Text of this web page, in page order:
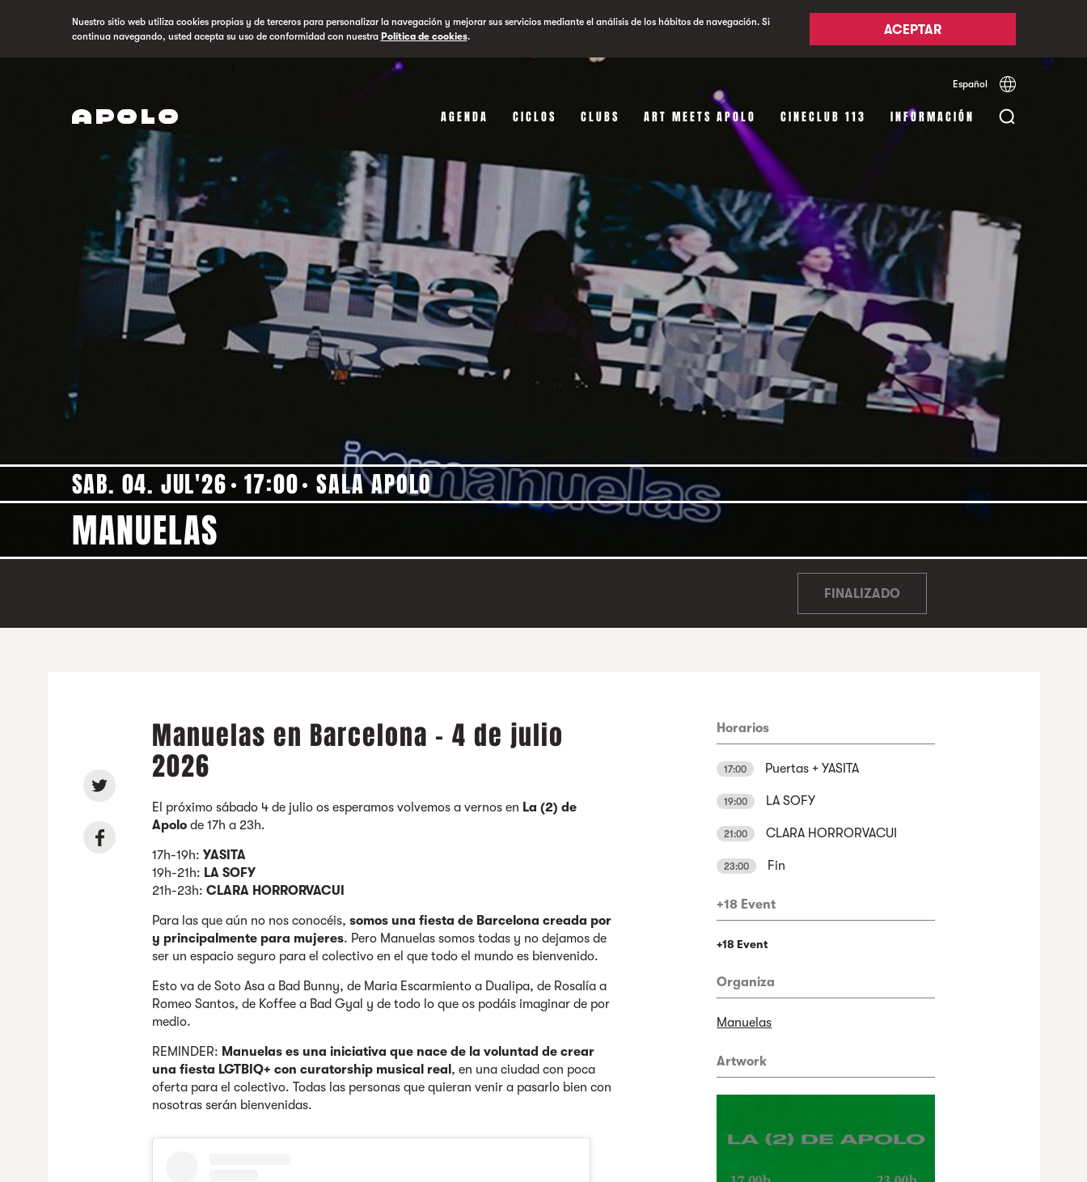
Nuestro sitio web utiliza cookies propias y de terceros para personalizar la navegación y mejorar sus servicios mediante el análisis de los hábitos de navegación. Si
continua navegando, usted acepta su uso de conformidad con nuestra Política de cookies. ACEPTAR
Español Català
AGENDA CICLOS CLUBS ART MEETS APOLO CINECLUB 113 INFORMACIÓN
SAB. 04. JUL'26 17:00 SALA APOLO
MANUELAS
FINALIZADO
Manuelas en Barcelona - 4 de julio
2026
El próximo sábado 4 de julio os esperamos volvemos a vernos en La (2) de
Apolo de 17h a 23h.
17h-19h:YASITA
19h-21h: LA SOFY
21h-23h:CLARA HORRORVACUI
Para las que aún no nos conocéis,somos una fiesta de Barcelona creada por
y principalmente para mujeres. Pero Manuelas somos todas y no dejamos de
ser un espacio seguro para el colectivo en el que todo el mundo es bienvenido.
Esto va de Soto Asa a Bad Bunny, de Maria Escarmiento a Dualipa, de Rosalía a
Romeo Santos, de Koffee a Bad Gyal y de todo lo que os podáis imaginar de por
medio.
REMINDER: Manuelas es una iniciativa que nace de la voluntad de crear
una fiesta LGTBIQ+ con curatorship musical real , en una ciudad con poca
oferta para el colectivo. Todas las personas que quieran venir a pasarlo bien con
nosotras serán bienvenidas.
Horarios
17:00 Puertas + YASITA
19:00 LA SOFY
21:00 CLARA HORRORVACUI
23:00 Fin
+18 Event
+18 Event
Organiza
Manuelas
Artwork